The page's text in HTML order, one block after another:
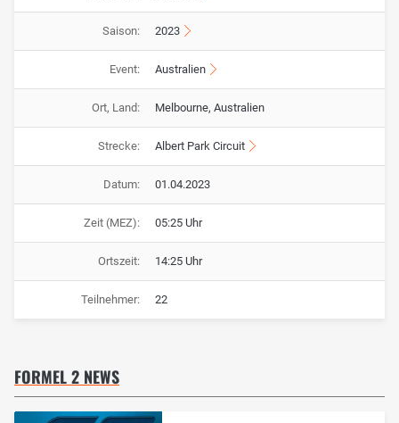
Saison: 2023
Event: Australien
Ort, Land: Melbourne, Australien
Strecke: Albert Park Circuit
Datum: 01.04.2023
Zeit (MEZ): 05:25 Uhr
Ortszeit: 14:25 Uhr
Teilnehmer: 22
FORMEL 2 NEWS